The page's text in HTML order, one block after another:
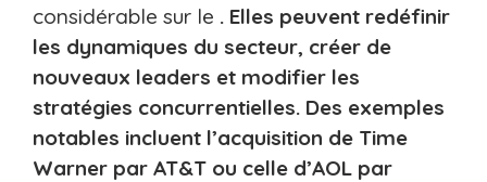
considérable sur le . Elles peuvent redéfinir
les dynamiques du secteur, créer de
nouveaux leaders et modifier les
stratégies concurrentielles. Des exemples
notables incluent l’acquisition de Time
Warner par AT&T ou celle d’AOL par